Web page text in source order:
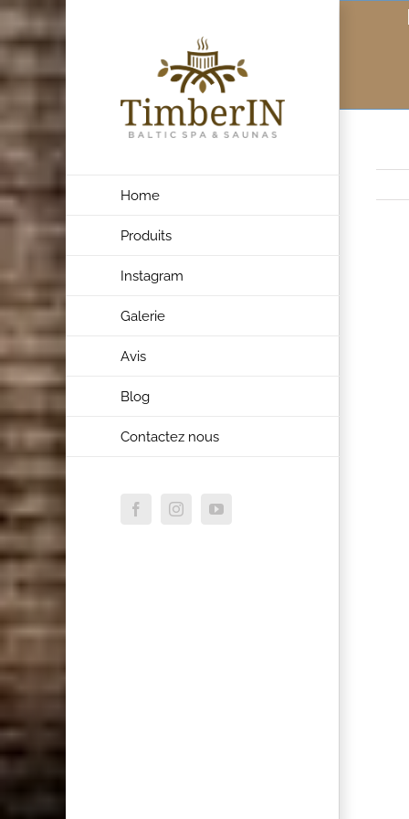
Skip
to
Home
Produits
Instagram
Galerie
Avis
Blog
Contactez nous
FacebookInstagramYouTube